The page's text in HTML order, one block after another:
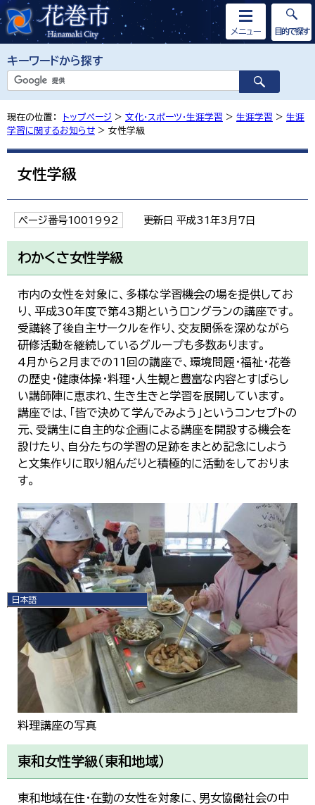
キーワードから探す
メニュー
日本語
日本語
English
한국어
简体中文
繁體中文
目的で探す
現在の位置： トップページ > 文化・スポーツ・生涯学習 > 生涯学習 > 生涯
学習に関するお知らせ > 女性学級
女性学級
ページ番号1001992 更新日 平成31年3月7日
わかくさ女性学級
市内の女性を対象に、多様な学習機会の場を提供してお
り、平成30年度で第43期というロングランの講座です。
受講終了後自主サークルを作り、交友関係を深めながら
研修活動を継続しているグループも多数あります。
4月から2月までの11回の講座で、環境問題・福祉・花巻
の歴史・健康体操・料理・人生観と豊富な内容とすばらし
い講師陣に恵まれ、生き生きと学習を展開しています。
講座では、「皆で決めて学んでみよう」というコンセプトの
元、受講生に自主的な企画による講座を開設する機会を
設けたり、自分たちの学習の足跡をまとめ記念にしよう
と文集作りに取り組んだりと積極的に活動をしておりま
す。
料理講座の写真
東和女性学級（東和地域）
東和地域在住・在勤の女性を対象に、男女協働社会の中